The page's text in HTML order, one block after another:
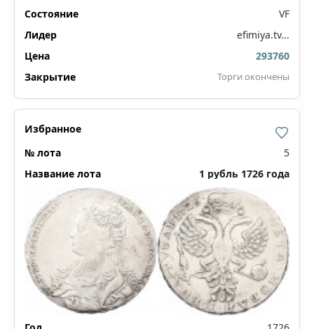
VF
efimiya.tv...
293760
Торги окончены
5
1 рубль 1726 года